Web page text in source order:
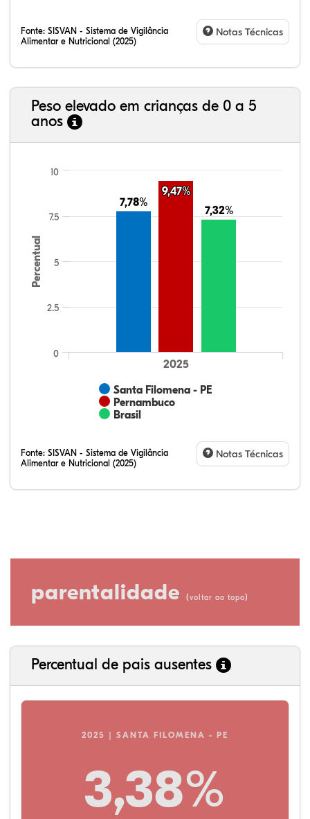
Fonte: SISVAN - Sistema de Vigilância
Alimentar e Nutricional (2025)
Notas Técnicas
Peso elevado em crianças de 0 a 5
anos
Percentual
7,78%
7,78%
9,47%
9,47%
7,32%
7,32%
Santa Filomena - PE
Pernambuco
Brasil
2025
0
2.5
5
7.5
10
Fonte: SISVAN - Sistema de Vigilância
Alimentar e Nutricional (2025)
Notas Técnicas
parentalidade (voltar ao topo)
Percentual de pais ausentes
2025 | SANTA FILOMENA - PE
3,38%